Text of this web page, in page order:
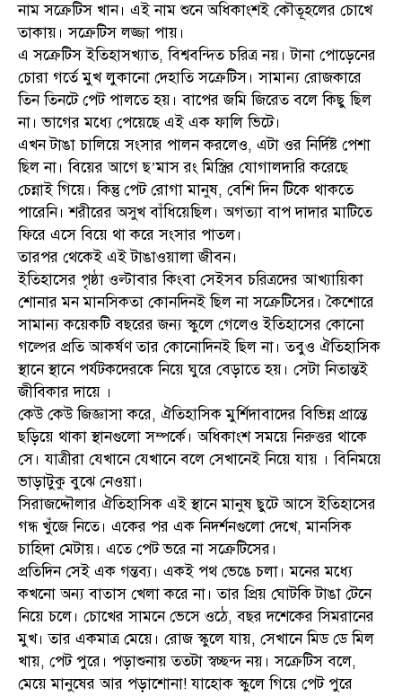
নাম সক্রেটিস খান। এই নাম শুনে অধিকাংশই কৌতূহলের চোখে
তাকায়। সক্রেটিস লজ্জা পায়।
এ সক্রেটিস ইতিহাসখ্যাত, বিশ্ববন্দিত চরিত্র নয়। টানা পোড়েনের
চোরা গর্তে মুখ লুকানো দেহাতি সক্রেটিস। সামান্য রোজকারে
তিন তিনটে পেট পালতে হয়। বাপের জমি জিরেত বলে কিছু ছিল
না। ভাগের মধ্যে পেয়েছে এই এক ফালি ভিটে।
এখন টাঙা চালিয়ে সংসার পালন করলেও, এটা ওর নির্দিষ্ট পেশা
ছিল না। বিয়ের আগে ছ’মাস রং মিস্ত্রির যোগালদারি করেছে
চেন্নাই গিয়ে। কিন্তু পেট রোগা মানুষ, বেশি দিন টিকে থাকতে
পারেনি। শরীরের অসুখ বাঁধিয়েছিল। অগত্যা বাপ দাদার মাটিতে
ফিরে এসে বিয়ে থা করে সংসার পাতল।
তারপর থেকেই এই টাঙাওয়ালা জীবন।
ইতিহাসের পৃষ্ঠা ওল্টাবার কিংবা সেইসব চরিত্রদের আখ্যায়িকা
শোনার মন মানসিকতা কোনদিনই ছিল না সক্রেটিসের। কৈশোরে
সামান্য কয়েকটি বছরের জন্য স্কুলে গেলেও ইতিহাসের কোনো
গল্পের প্রতি আকর্ষণ তার কোনোদিনই ছিল না। তবুও ঐতিহাসিক
স্থানে স্থানে পর্যটকদেরকে নিয়ে ঘুরে বেড়াতে হয়। সেটা নিতান্তই
জীবিকার দায়ে ।
কেউ কেউ জিজ্ঞাসা করে, ঐতিহাসিক মুর্শিদাবাদের বিভিন্ন প্রান্তে
ছড়িয়ে থাকা স্থানগুলো সম্পর্কে। অধিকাংশ সময়ে নিরুত্তর থাকে
সে। যাত্রীরা যেখানে যেখানে বলে সেখানেই নিয়ে যায় । বিনিময়ে
ভাড়াটুকু বুঝে নেওয়া।
সিরাজদ্দৌলার ঐতিহাসিক এই স্থানে মানুষ ছুটে আসে ইতিহাসের
গন্ধ খুঁজে নিতে। একের পর এক নিদর্শনগুলো দেখে, মানসিক
চাহিদা মেটায়। এতে পেট ভরে না সক্রেটিসের।
প্রতিদিন সেই এক গন্তব্য। একই পথ ভেঙে চলা। মনের মধ্যে
কখনো অন্য বাতাস খেলা করে না। তার প্রিয় ঘোটকি টাঙা টেনে
নিয়ে চলে। চোখের সামনে ভেসে ওঠে, বছর দশেকের সিমরানের
মুখ। তার একমাত্র মেয়ে। রোজ স্কুলে যায়, সেখানে মিড ডে মিল
খায়, পেট পুরে। পড়াশুনায় ততটা স্বচ্ছন্দ নয়। সক্রেটিস বলে,
মেয়ে মানুষের আর পড়াশোনা! যাহোক স্কুলে গিয়ে পেট পুরে